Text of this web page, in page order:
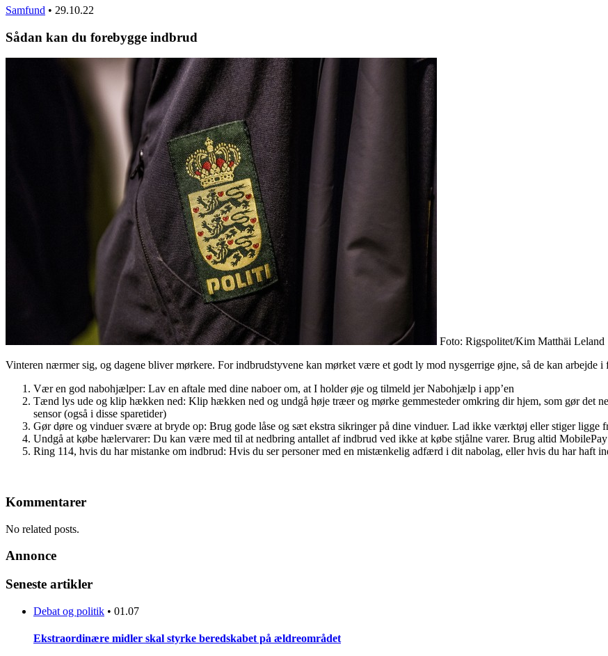
Samfund • 29.10.22
Sådan kan du forebygge indbrud
Foto: Rigspolitet/Kim Matthäi Leland
Vinteren nærmer sig, og dagene bliver mørkere. For indbrudstyvene kan mørket være et godt ly mod nysgerrige øjne, så de kan arbejde
Vær en god nabohjælper: Lav en aftale med dine naboer om, at I holder øje og tilmeld jer Nabohjælp i app’en
Tænd lys ude og klip hækken ned: Klip hækken ned og undgå høje træer og mørke gemmesteder omkring dir hjem, som gør det
sensor (også i disse sparetider)
Gør døre og vinduer svære at bryde op: Brug gode låse og sæt ekstra sikringer på dine vinduer. Lad ikke værktøj eller stiger ligge
Undgå at købe hælervarer: Du kan være med til at nedbring antallet af indbrud ved ikke at købe stjålne varer. Brug altid
Ring 114, hvis du har mistanke om indbrud: Hvis du ser personer med en mistænkelig adfærd i dit nabolag, eller hvis du har haft
Kommentarer
No related posts.
Annonce
Seneste artikler
Debat og politik • 01.07
Ekstraordinære midler skal styrke beredskabet på ældreområdet